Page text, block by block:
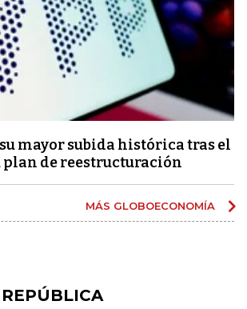
mayor subida histórica tras el
plan de reestructuración
MÁS GLOBOECONOMÍA